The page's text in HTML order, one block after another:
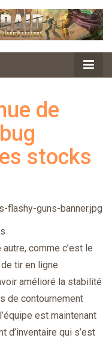
Actu
de
stocks
guns-banner.jpg
autre, comme c’est le
tir en ligne
amélioré la stabilité
de contournement
est maintenant
d’inventaire qui s’est